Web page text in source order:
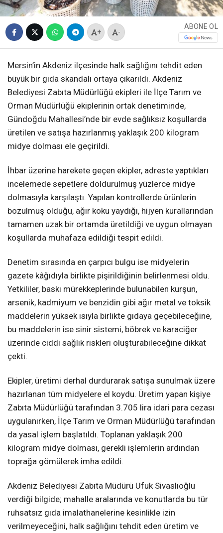
+ -
ABONE OL
Mersin’in Akdeniz ilçesinde halk sağlığını tehdit eden
büyük bir gıda skandalı ortaya çıkarıldı. Akdeniz
Belediyesi Zabıta Müdürlüğü ekipleri ile İlçe Tarım ve
Orman Müdürlüğü ekiplerinin ortak denetiminde,
Gündoğdu Mahallesi’nde bir evde sağlıksız koşullarda
üretilen ve satışa hazırlanmış yaklaşık 200 kilogram
midye dolması ele geçirildi.
İhbar üzerine harekete geçen ekipler, adreste yaptıkları
incelemede sepetlere doldurulmuş yüzlerce midye
dolmasıyla karşılaştı. Yapılan kontrollerde ürünlerin
bozulmuş olduğu, ağır koku yaydığı, hijyen kurallarından
tamamen uzak bir ortamda üretildiği ve uygun olmayan
koşullarda muhafaza edildiği tespit edildi.
Denetim sırasında en çarpıcı bulgu ise midyelerin
gazete kâğıdıyla birlikte pişirildiğinin belirlenmesi oldu.
Yetkililer, baskı mürekkeplerinde bulunabilen kurşun,
arsenik, kadmiyum ve benzidin gibi ağır metal ve toksik
maddelerin yüksek ısıyla birlikte gıdaya geçebileceğine,
bu maddelerin ise sinir sistemi, böbrek ve karaciğer
üzerinde ciddi sağlık riskleri oluşturabileceğine dikkat
çekti.
Ekipler, üretimi derhal durdurarak satışa sunulmak üzere
hazırlanan tüm midyelere el koydu. Üretim yapan kişiye
Zabıta Müdürlüğü tarafından 3.705 lira idari para cezası
uygulanırken, İlçe Tarım ve Orman Müdürlüğü tarafından
da yasal işlem başlatıldı. Toplanan yaklaşık 200
kilogram midye dolması, gerekli işlemlerin ardından
toprağa gömülerek imha edildi.
Akdeniz Belediyesi Zabıta Müdürü Ufuk Sivaslıoğlu
verdiği bilgide; mahalle aralarında ve konutlarda bu tür
ruhsatsız gıda imalathanelerine kesinlikle izin
verilmeyeceğini, halk sağlığını tehdit eden üretim ve